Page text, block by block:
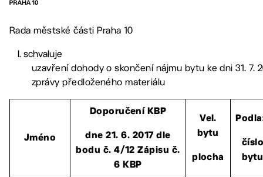
Rada městské části Praha 10
schvaluje
uzavření dohody o skončení nájmu bytu ke dni 31. 7.
zprávy předloženého materiálu
Jméno
Doporučení KBP
dne 21. 6. 2017 dle
bodu č. 4/12 Zápisu č.
6 KBP
Vel.
bytu
plocha
bytu